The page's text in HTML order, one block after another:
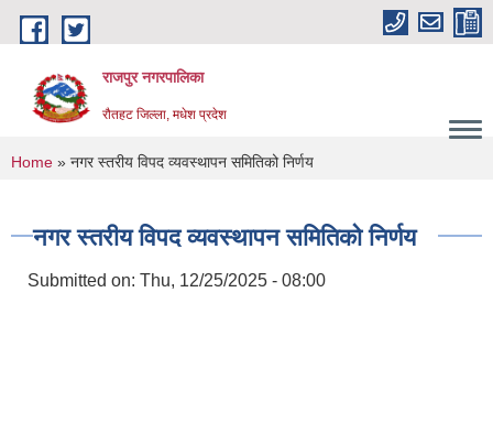
Skip to main content
राजपुर नगरपालिका
रौतहट जिल्ला, मधेश प्रदेश
You are here
Home » नगर स्तरीय विपद व्यवस्थापन समितिको निर्णय
नगर स्तरीय विपद व्यवस्थापन समितिको निर्णय
Submitted on: Thu, 12/25/2025 - 08:00